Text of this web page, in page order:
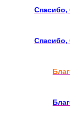
Спасибо,
Спасибо,